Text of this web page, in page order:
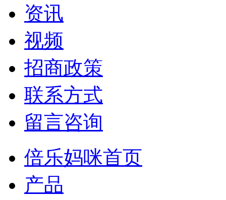
资讯
视频
招商政策
联系方式
留言咨询
倍乐妈咪首页
产品